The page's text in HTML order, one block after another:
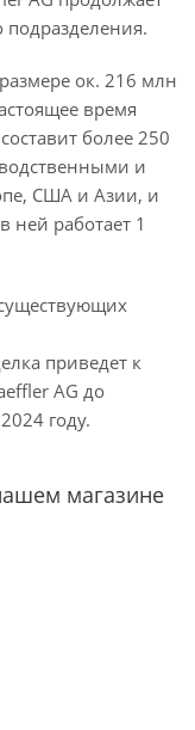
ок. 216 млн
время
более 250
и
США и Азии, и
ней работает 1
приведет к
AG до
году.
магазине